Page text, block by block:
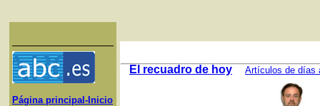
Página principal-Inicio
El recuadro de hoy Artículos de días